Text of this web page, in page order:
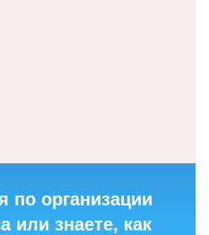
по организации
или знаете, как